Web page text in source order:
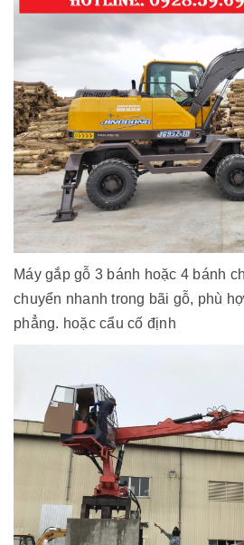
Máy gắp gỗ 3 bánh hoặc 4 bánh
chuyển nhanh trong bãi gỗ, phù
phẳng. hoặc cẩu cố định